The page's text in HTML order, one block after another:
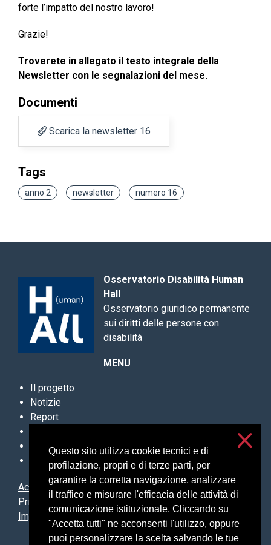
Questo sito utilizza cookie tecnici e di
profilazione, propri e di terze parti, per
garantire la corretta navigazione, analizzare
il traffico e misurare l'efficacia delle attività di
comunicazione istituzionale. Cliccando su
"Accetta tutti" ne acconsenti l'utilizzo, oppure
puoi personalizzare la scelta salvando le tue
forte l’impatto del nostro lavoro!
Grazie!
Troverete in allegato il testo integrale della
Newsletter con le segnalazioni del mese.
Documenti
Scarica la newsletter 16
Tags
anno 2 newsletter numero 16
Osservatorio Disabilità Human
Hall
Osservatorio giuridico permanente
sui diritti delle persone con
disabilità
MENU
Il progetto
Notizie
Report
Contatti
Newsletter
Accessibilità
Privacy e cookies
Impostazioni cookie